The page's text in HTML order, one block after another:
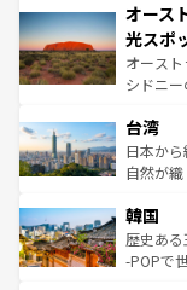
部のニュ
文化が魅
しみな
るだろう
情報は
ワイ島は
島だが、
おすす
文化や
人々、
ク、伝
ってい
はコンテ
オース
光スポ
オース
シドニ
リアリー
ク）、
ど、見
いる。ア
ビング
い。オ
台湾
日本か
自然が
ン）、静
と山間
驚きを
韓国
歴史あ
-POPで